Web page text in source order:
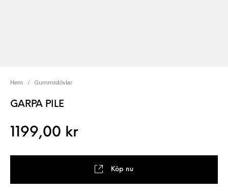
Hem / Gummistövlar
GARPA PILE
1199,00 kr
Köp nu